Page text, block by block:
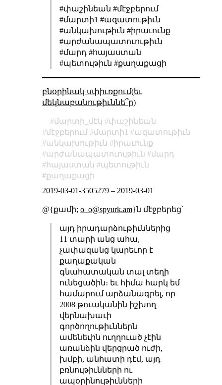
#փաշինեան #մէջբերում
#մարտի1 #ազատութիւն
#անկախութիւն #իրաւունք
#արժանապատուութիւն
#մարդ #հայաստան
#պետութիւն #քաղաքացի
բնօրինակ սփիւռքում(եւ
մեկնաբանութիւննե՞ր)
մարտի_մէկ
փաշինեան
մէջբերում
մարտի1
ազատութիւն
անկախութիւն
իրաւունք
արժանապատուութիւն
մարդ
հայաստան
պետութիւն
քաղաքացի
2019-03-01-3505279– 2019-03-01
@{քամի; o_o@spyurk.am}ն մէջբերեց՝
այդ իրադարձութիւններից
11 տարի անց ահա,
չափազանց կարեւոր է
քաղաքական
գնահատական տալ տեղի
ունեցածին։ եւ հիմա հարկ եմ
համարում արձանագրել, որ
2008 թուականին իշխող
վերնախաւի
գործողութիւններն
ամենեւին ուղղուած չէին
առանձին վերցրած ուժի,
խմբի, անհատի դէմ, այդ
բռնութիւնների ու
ապօրինութիւնների